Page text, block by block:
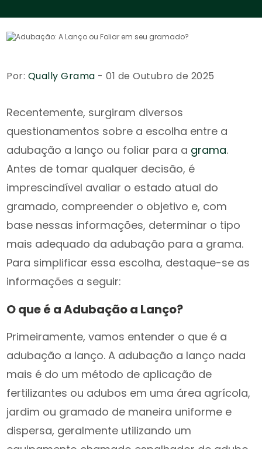
Por: Qually Grama - 01 de Outubro de 2025
Recentemente, surgiram diversos
questionamentos sobre a escolha entre a
adubação a lanço ou foliar para a grama.
Antes de tomar qualquer decisão, é
imprescindível avaliar o estado atual do
gramado, compreender o objetivo e, com
base nessas informações, determinar o tipo
mais adequado da adubação para a grama.
Para simplificar essa escolha, destaque-se as
informações a seguir:
O que é a Adubação a Lanço?
Primeiramente, vamos entender o que é a
adubação a lanço. A adubação a lanço nada
mais é do um método de aplicação de
fertilizantes ou adubos em uma área agrícola,
jardim ou gramado de maneira uniforme e
dispersa, geralmente utilizando um